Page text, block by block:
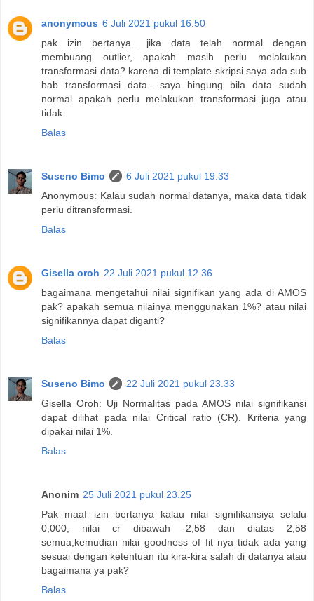
anonymous 6 Juli 2021 pukul 16.50
pak izin bertanya.. jika data telah normal dengan
membuang outlier, apakah masih perlu melakukan
transformasi data? karena di template skripsi saya ada sub
bab transformasi data.. saya bingung bila data sudah
normal apakah perlu melakukan transformasi juga atau
tidak..
Balas
Suseno Bimo
6 Juli 2021 pukul 19.33
Anonymous: Kalau sudah normal datanya, maka data tidak
perlu ditransformasi.
Balas
Gisella oroh 22 Juli 2021 pukul 12.36
bagaimana mengetahui nilai signifikan yang ada di AMOS
pak? apakah semua nilainya menggunakan 1%? atau nilai
signifikannya dapat diganti?
Balas
Suseno Bimo
22 Juli 2021 pukul 23.33
Gisella Oroh: Uji Normalitas pada AMOS nilai signifikansi
dapat dilihat pada nilai Critical ratio (CR). Kriteria yang
dipakai nilai 1%.
Balas
Anonim 25 Juli 2021 pukul 23.25
Pak maaf izin bertanya kalau nilai signifikansiya selalu
0,000, nilai cr dibawah -2,58 dan diatas 2,58
semua,kemudian nilai goodness of fit nya tidak ada yang
sesuai dengan ketentuan itu kira-kira salah di datanya atau
bagaimana ya pak?
Balas